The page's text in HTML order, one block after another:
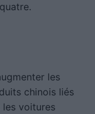
les
chinois liés
les voitures